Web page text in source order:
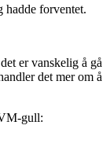
hadde forventet.
er vanskelig å gå
det mer om å
gull: